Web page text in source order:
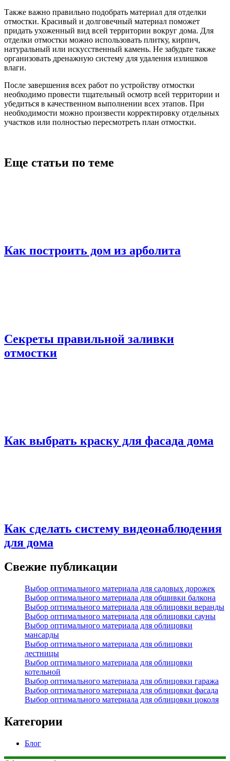
Также важно правильно подобрать материал для отделки
отмостки. Красивый и долговечный материал поможет
придать ухоженный вид всей территории вокруг дома. Для
отделки отмостки можно использовать плитку, кирпич,
натуральный или искусственный камень. Не забудьте также
организовать дренажную систему для удаления излишков
влаги.
После завершения всех работ по устройству отмостки
необходимо провести тщательный осмотр всей территории и
убедиться в качественном выполнении всех этапов. При
необходимости можно произвести корректировку отдельных
участков или полностью пересмотреть план отмостки.
Еще статьи по теме
Как построить дом из арболита
Секреты правильной заливки
отмостки
Как выбрать краску для фасада дома
Как сделать систему видеонаблюдения
для дома
Свежие публикации
Выбор оптимального материала для садовых дорожек
Выбор оптимального материала для обшивки балкона
Выбор оптимального материала для облицовки веранды
Выбор оптимального материала для облицовки сауны
Выбор оптимального материала для облицовки
мансарды
Выбор оптимального материала для облицовки
лестницы
Выбор оптимального материала для облицовки
котельной
Выбор оптимального материала для облицовки гаража
Выбор оптимального материала для облицовки фасада
Выбор оптимального материала для облицовки цоколя
Категории
Блог